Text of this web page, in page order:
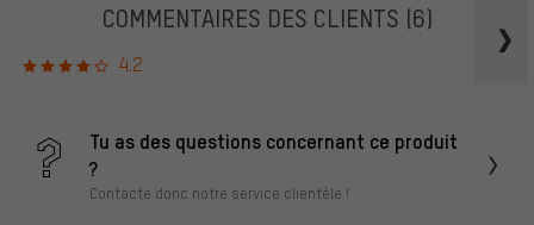
COMMENTAIRES DES CLIENTS (6)
4.2
Tu as des questions concernant ce produit
?
Contacte donc notre service clientèle !